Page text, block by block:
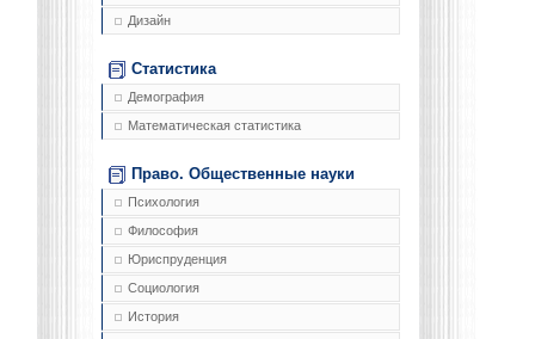
Дизайн
Статистика
Демография
Математическая статистика
Право. Общественные науки
Психология
Философия
Юриспруденция
Социология
История